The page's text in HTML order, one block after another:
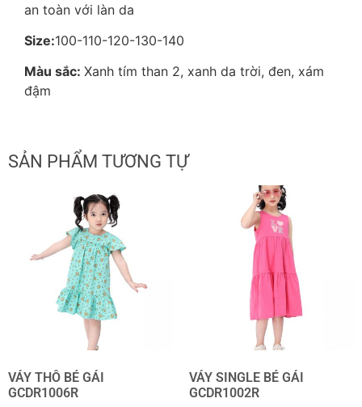
an toàn với làn da
Size:100-110-120-130-140
Màu sắc: Xanh tím than 2, xanh da trời, đen, xám
đậm
SẢN PHẨM TƯƠNG TỰ
VÁY THÔ BÉ GÁI
GCDR1006R
VÁY SINGLE BÉ GÁI
GCDR1002R